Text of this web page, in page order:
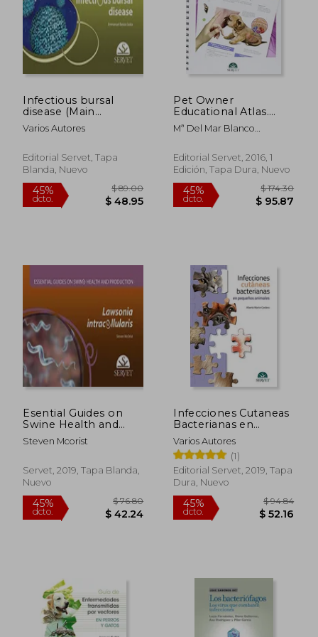
45%
dcto. $ 48.95
45%
dcto.
Infectious bursal
disease (Main
challenges in poultry
farming)
Varios Autores
Editorial Servet, Tapa
Blanda, Nuevo
45% $ 89.00
Pet Owner
Educational Atlas.
Immunology and
Transmissible
Mª Del Mar Blanco
Orden Gutiérrez; Alicia
Gibello Prieto; Mª
Esperanza Gómez-Lucía;
Gustavo Domínguez
Bernal; Ana Doménech
Editorial Servet, 2016, 1
Edición, Tapa Dura, Nuevo
45%
Esential Guides on
Swine Health and
Production. Lawsonia
Intracellularis (en
Steven Mcorist
Servet, 2019, Tapa Blanda,
Nuevo
Infecciones Cutaneas
Bacterianas en
Pequeã‘Os Animales
Varios Autores
(1)
Editorial Servet, 2019, Tapa
Dura, Nuevo